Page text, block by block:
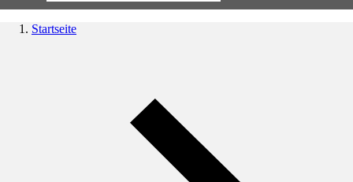
Startseite